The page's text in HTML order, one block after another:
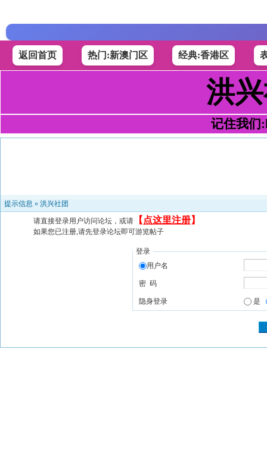
返回首页 热门:新澳门区 经典:香港区
洪
记住我们
提示信息 » 洪兴社团
请直接登录用户访问论坛，或请 【 点这里注册】
如果您已注册,请先登录论坛即可游览帖子
登录
用户名
密 码
隐身登录 是